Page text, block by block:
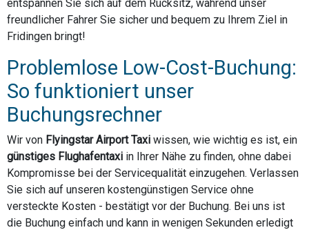
entspannen Sie sich auf dem Rücksitz, während unser
freundlicher Fahrer Sie sicher und bequem zu Ihrem Ziel in
Fridingen bringt!
Problemlose Low-Cost-Buchung:
So funktioniert unser
Buchungsrechner
Wir von Flyingstar Airport Taxi wissen, wie wichtig es ist, ein
günstiges Flughafentaxi in Ihrer Nähe zu finden, ohne dabei
Kompromisse bei der Servicequalität einzugehen. Verlassen
Sie sich auf unseren kostengünstigen Service ohne
versteckte Kosten - bestätigt vor der Buchung. Bei uns ist
die Buchung einfach und kann in wenigen Sekunden erledigt